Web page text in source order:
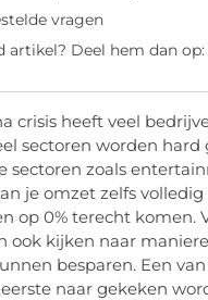
vragen
artikel? Deel hem dan op:
crisis heeft veel
sectoren worden
sectoren zoals
je omzet zelfs
op 0% terecht komen.
ook kijken naar
besparen. Een
naar gekeken